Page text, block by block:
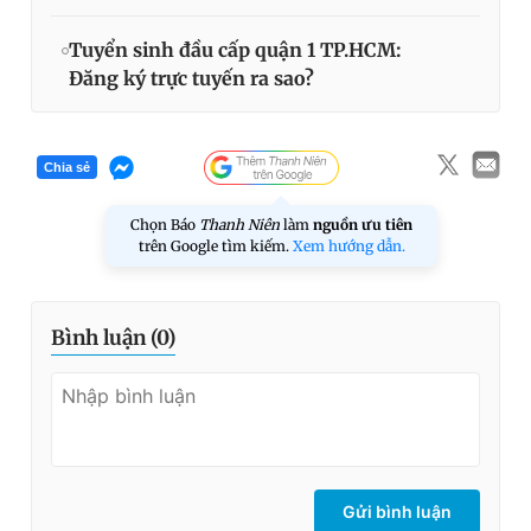
Tuyển sinh đầu cấp quận 1 TP.HCM:
Đăng ký trực tuyến ra sao?
Chia sẻ
Chọn Báo Thanh Niên làm nguồn ưu tiên
trên Google tìm kiếm. Xem hướng dẫn.
Bình luận (0)
Gửi bình luận